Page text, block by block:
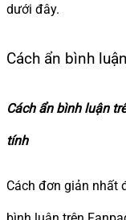
dưới đây.
Cách ẩn bình
Cách ẩn bình luận
tính
Cách đơn giản nhất